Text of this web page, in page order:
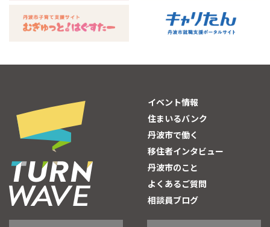
イベント情報
住まいるバンク
丹波市で働く
移住者インタビュー
丹波市のこと
よくあるご質問
相談員ブログ